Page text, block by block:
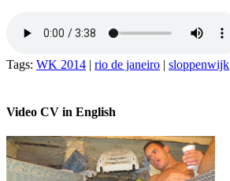
Tags: WK 2014 | rio de janeiro | sloppenwijk
Video CV in English